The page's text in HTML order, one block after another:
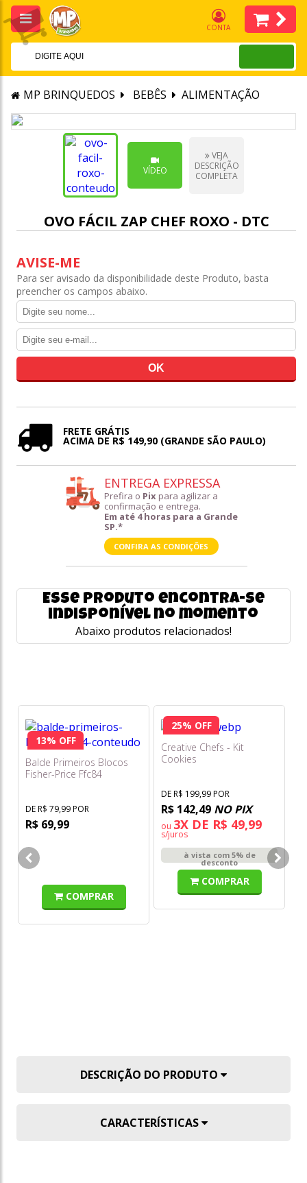
CONTA
MP BRINQUEDOS BEBÊS ALIMENTAÇÃO
VÍDEO
VEJA
DESCRIÇÃO
COMPLETA
OVO FÁCIL ZAP CHEF ROXO - DTC
AVISE-ME
Para ser avisado da disponibilidade deste Produto, basta
preencher os campos abaixo.
FRETE GRÁTIS
ACIMA DE R$ 149,90 (GRANDE SÃO PAULO)
ENTREGA EXPRESSA
Prefira o Pix para agilizar a
confirmação e entrega.
Em até 4 horas para a Grande
SP.*
CONFIRA AS CONDIÇÕES
Esse produto encontra-se
indisponível no momento
Abaixo produtos relacionados!
13% OFF
Balde Primeiros Blocos
Fisher-Price Ffc84
DE R$ 79,99 POR
R$ 69,99
COMPRAR
25% OFF
Creative Chefs - Kit
Cookies
DE R$ 199,99 POR
R$ 142,49 NO PIX
ou 3X DE R$ 49,99
s/juros
à vista com 5% de
desconto
COMPRAR
DESCRIÇÃO DO PRODUTO
CARACTERÍSTICAS